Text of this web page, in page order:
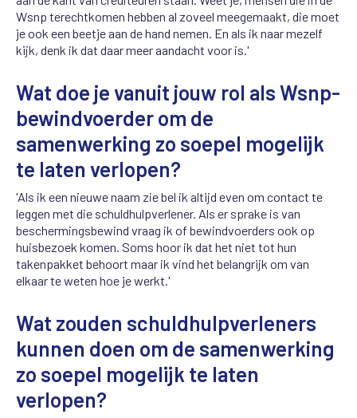
Wsnp terechtkomen hebben al zoveel meegemaakt, die moet
je ook een beetje aan de hand nemen. En als ik naar mezelf
kijk, denk ik dat daar meer aandacht voor is.'
Wat doe je vanuit jouw rol als Wsnp-
bewindvoerder om de
samenwerking zo soepel mogelijk
te laten verlopen?
'Als ik een nieuwe naam zie bel ik altijd even om contact te
leggen met die schuldhulpverlener. Als er sprake is van
beschermingsbewind vraag ik of bewindvoerders ook op
huisbezoek komen. Soms hoor ik dat het niet tot hun
takenpakket behoort maar ik vind het belangrijk om van
elkaar te weten hoe je werkt.'
Wat zouden schuldhulpverleners
kunnen doen om de samenwerking
zo soepel mogelijk te laten
verlopen?